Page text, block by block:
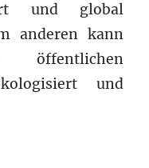
und global
anderen kann
und